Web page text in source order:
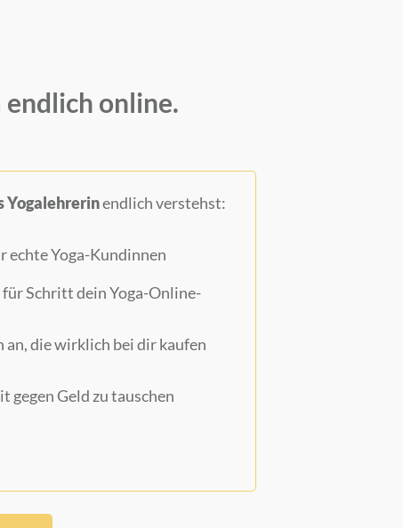
endlich online.
Yogalehrerinendlich verstehst:
echte Yoga-Kundinnen
Schritt dein Yoga-Online-
an, die wirklich bei dir kaufen
gegen Geld zu tauschen